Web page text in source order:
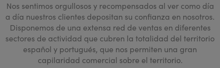
Nos sentimos orgullosos y recompensados al ver como día
a día nuestros clientes depositan su confianza en nosotros.
Disponemos de una extensa red de ventas en diferentes
sectores de actividad que cubren la totalidad del territorio
español y portugués, que nos permiten una gran
capilaridad comercial sobre el territorio.